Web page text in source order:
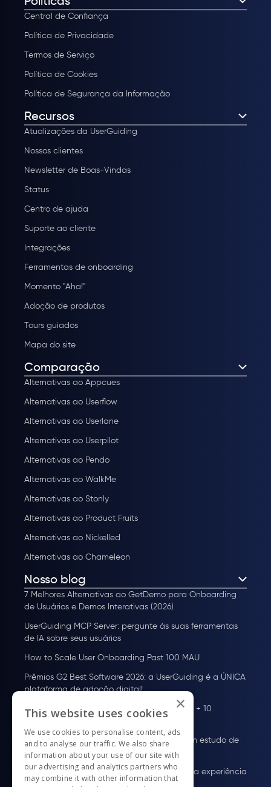
Central de Confiança
Política de Privacidade
Termos de Serviço
Política de Cookies
Política de Segurança da Informação
Recursos
Atualizações da UserGuiding
Nossos clientes
Newsletter de Boas-Vindas
Status
Centro de ajuda
Suporte ao cliente
Integrações
Ferramentas de onboarding
Momento "Aha!"
Adoção de produtos
Tours guiados
Mapa do site
Comparação
Alternativas ao Appcues
Alternativas ao Userflow
Alternativas ao Userlane
Alternativas ao Userpilot
Alternativas ao Pendo
Alternativas ao WalkMe
Alternativas ao Stonly
Alternativas ao Product Fruits
Alternativas ao Nickelled
Alternativas ao Chameleon
Nosso blog
7 Melhores Alternativas ao GetDemo para Onboarding
de Usuários e Demos Interativas (2026)
UserGuiding MCP Server: pergunte às suas ferramentas
de IA sobre seus usuários
How to Scale User Onboarding Past 100 MAU
Prêmios G2 Best Software 2026: a UserGuiding é a ÚNICA
plataforma de adoção digital!
Plataforma de adoção de usuários: o que é + 10
melhores ferramentas para 2026
Onboarding de Usuários em HealthTech: Um estudo de
13 plataformas
Exemplos de Guias In-App: Como melhorar a experiência
do usuário
×
This website uses cookies
We use cookies to personalise content, ads
and to analyse our traffic. We also share
information about your use of our site with
our advertising and analytics partners who
may combine it with other information that